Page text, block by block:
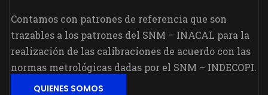
Contamos con patrones de referencia que son
trazables a los patrones del SNM – INACAL para la
realización de las calibraciones de acuerdo con las
normas metrológicas dadas por el SNM – INDECOPI.
QUIENES SOMOS